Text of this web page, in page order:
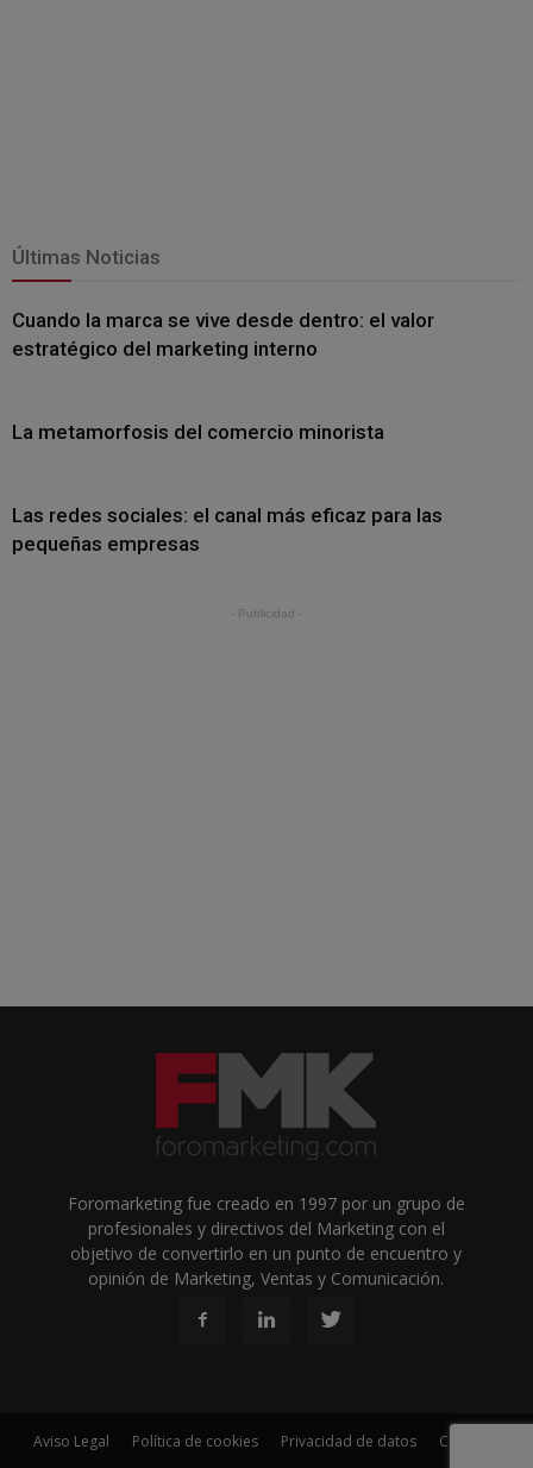
Últimas Noticias
Cuando la marca se vive desde dentro: el valor
estratégico del marketing interno
La metamorfosis del comercio minorista
Las redes sociales: el canal más eficaz para las
pequeñas empresas
- Publicidad -
Foromarketing fue creado en 1997 por un grupo de
profesionales y directivos del Marketing con el
objetivo de convertirlo en un punto de encuentro y
opinión de Marketing, Ventas y Comunicación.
Aviso Legal Política de cookies Privacidad de datos Contacto